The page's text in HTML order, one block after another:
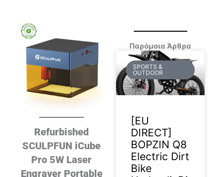
Refurbished
SCULPFUN iCube
Pro 5W Laser
Engraver Portable
Παρόμοια Άρθρα
SPORTS &
OUTDOOR
[EU
DIRECT]
BOPZIN Q8
Electric Dirt
Bike